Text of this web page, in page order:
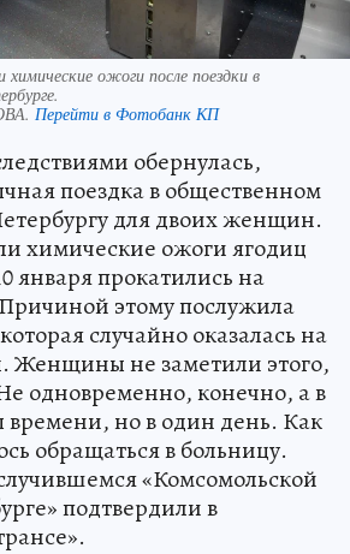
ожоги после поездки в
Перейти в Фотобанк КП
обернулась,
поездка в общественном
для двоих женщин.
химические ожоги ягодиц
января прокатились на
этому послужила
случайно оказалась на
Женщины не заметили этого,
одновременно, конечно, а в
но в один день. Как
обращаться в больницу.
«Комсомольской
подтвердили в